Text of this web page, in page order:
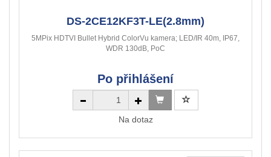
DS-2CE12KF3T-LE(2.8mm)
5MPix HDTVI Bullet Hybrid ColorVu kamera; LED/IR 40m, IP67,
WDR 130dB, PoC
Po přihlášení
Na dotaz